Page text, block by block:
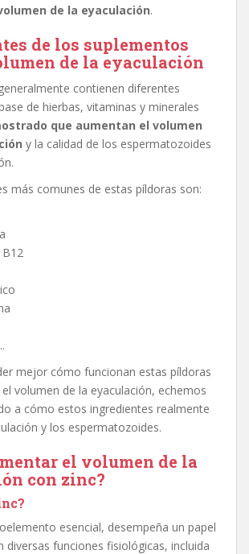
de la eyaculación.
de los suplementos
de la eyaculación
contienen diferentes
de hierbas, vitaminas y minerales
que aumentan el volumen
y la calidad de los espermatozoides
más comunes de estas píldoras son:
mejor cómo funcionan estas píldoras
volumen de la eyaculación, echemos
a cómo estos ingredientes realmente
y los espermatozoides.
el volumen de la
con zinc?
esencial, desempeña un papel
diversas funciones fisiológicas, incluida